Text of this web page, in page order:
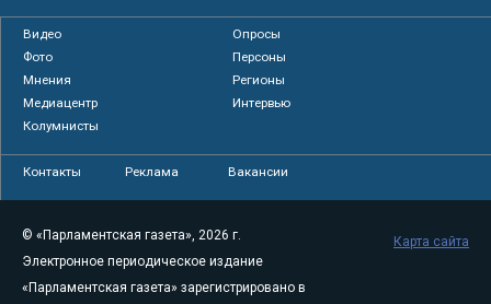
Видео
Опросы
Фото
Персоны
Мнения
Регионы
Медиацентр
Интервью
Колумнисты
Контакты Реклама Вакансии
© «Парламентская газета», 2026 г.
Электронное периодическое издание
«Парламентская газета» зарегистрировано в
Карта сайта